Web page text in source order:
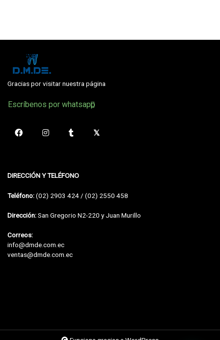
Gracias por visitar nuestra página
Escríbenos por whatsapp
DIRECCIÓN Y TELÉFONO
Teléfono:(02) 2903 424 / (02) 2550 458
Dirección:San Gregorio N2-220 y Juan Murillo
Correos:
info@dmde.com.ec
ventas@dmde.com.ec